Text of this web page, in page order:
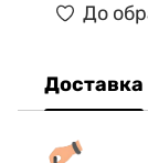
До
Доставка